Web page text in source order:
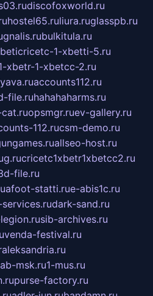
discofoxworld.ru
hostel65.ruliura.ruglasspb.ru
gnalis.rubulkitula.ru
1-xbetti-5.ru
xbetr-1-xbetcc-2.ru
accounts112.ru
file.ruhahahaharms.ru
opsmgr.ruev-gallery.ru
112.rucsm-demo.ru
allseo-host.ru
cricetc1xbetr1xbetcc2.ru
file.ru
uafoot-statti.rue-abis1c.ru
dark-sand.ru
sib-archives.ru
venda-festival.ru
msk.ru1-mus.ru
purse-factory.ru